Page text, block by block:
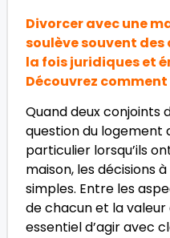
Divorcer avec une
soulève souvent
la fois juridiques et
Découvrez
Quand deux conjoints
question du logement
particulier lorsqu’ils
maison, les décisions
simples. Entre les
de chacun et la
essentiel d’agir avec